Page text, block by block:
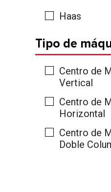
Haas
Tipo de
Centro de
Vertical
Centro de
Horizontal
Centro de
Doble